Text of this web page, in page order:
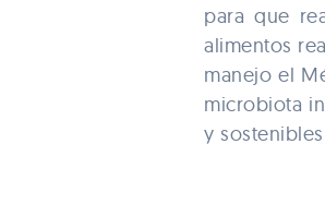
para que
alimentos
manejo el
microbiota
y